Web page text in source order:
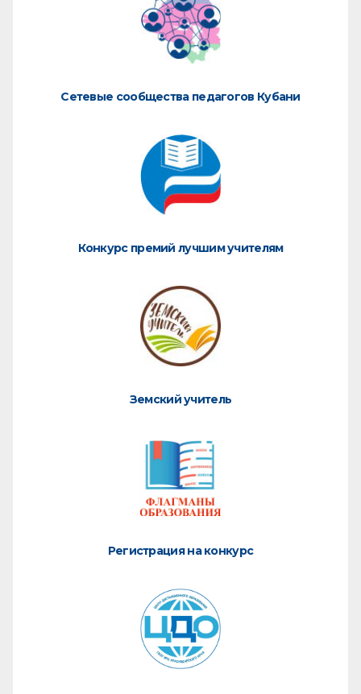
Сетевые сообщества педагогов Кубани
Конкурс премий лучшим учителям
Земский учитель
Регистрация на конкурс